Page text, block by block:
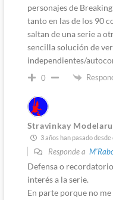
personajes de
tanto en las de los 90
saltan de una serie a
sencilla solución de
independientes/
0
Stravinkay
3 años han pasado
Responde a
Defensa o
interés a la serie.
En parte porque no